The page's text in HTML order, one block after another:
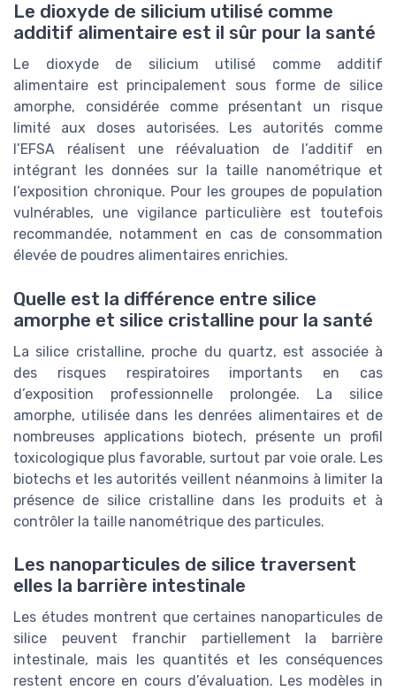
Le dioxyde de silicium utilisé comme
additif alimentaire est il sûr pour la santé
Le dioxyde de silicium utilisé comme additif
alimentaire est principalement sous forme de silice
amorphe, considérée comme présentant un risque
limité aux doses autorisées. Les autorités comme
l’EFSA réalisent une réévaluation de l’additif en
intégrant les données sur la taille nanométrique et
l’exposition chronique. Pour les groupes de population
vulnérables, une vigilance particulière est toutefois
recommandée, notamment en cas de consommation
élevée de poudres alimentaires enrichies.
Quelle est la différence entre silice
amorphe et silice cristalline pour la santé
La silice cristalline, proche du quartz, est associée à
des risques respiratoires importants en cas
d’exposition professionnelle prolongée. La silice
amorphe, utilisée dans les denrées alimentaires et de
nombreuses applications biotech, présente un profil
toxicologique plus favorable, surtout par voie orale. Les
biotechs et les autorités veillent néanmoins à limiter la
présence de silice cristalline dans les produits et à
contrôler la taille nanométrique des particules.
Les nanoparticules de silice traversent
elles la barrière intestinale
Les études montrent que certaines nanoparticules de
silice peuvent franchir partiellement la barrière
intestinale, mais les quantités et les conséquences
restent encore en cours d’évaluation. Les modèles in